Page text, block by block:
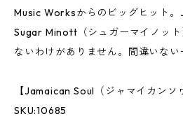
Music Worksからのビッグヒット
Sugar Minott（シュガーマイノット
ないわけがありません。間違いない
【Jamaican Soul（ジャマイカンソ
SKU:10685